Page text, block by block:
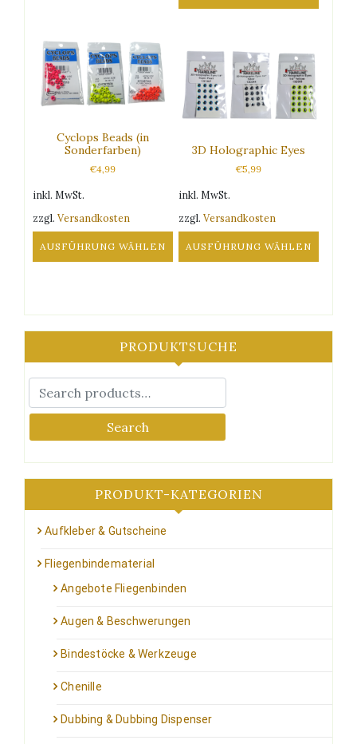
mehrere
Varianten
auf.
Die
können
Produktseite
werden
Cyclops Beads (in
Sonderfarben)
€4,99
inkl. MwSt.
zzgl. Versandkosten
AUSFÜHRUNG WÄHLEN
mehrere
Varianten
Optionen
3D Holographic Eyes
€5,99
inkl. MwSt.
zzgl.Versandkosten
AUSFÜHRUNG WÄHLEN
mehrere
Varianten
auf.
Die
werden
PRODUKTSUCHE
Search
PRODUKT-KATEGORIEN
Aufkleber & Gutscheine
Fliegenbindematerial
Angebote Fliegenbinden
Augen & Beschwerungen
Bindestöcke & Werkzeuge
Chenille
Dubbing & Dubbing Dispenser